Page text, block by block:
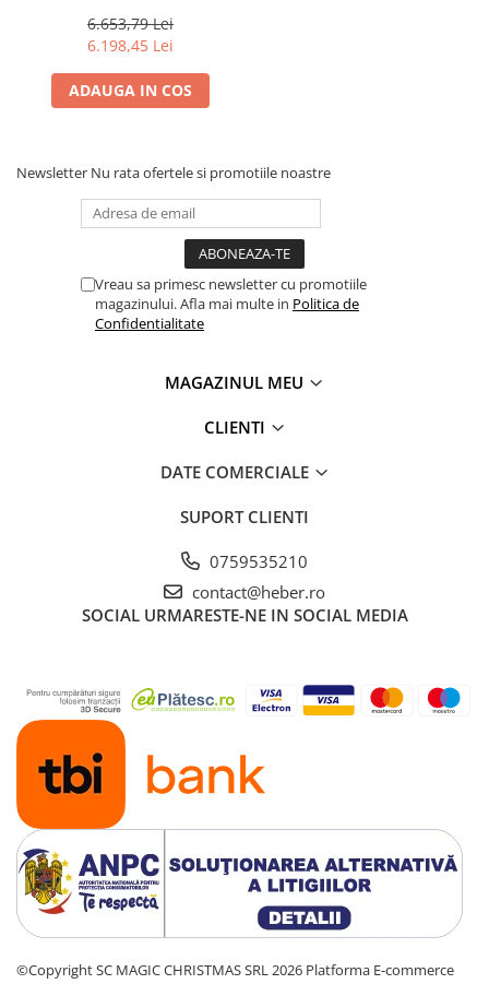
efect 3D, telecomanda
6.653,79 Lei
6.198,45 Lei
ADAUGA IN COS
Newsletter Nu rata ofertele si promotiile noastre
Vreau sa primesc newsletter cu promotiile
magazinului. Afla mai multe in Politica de
Confidentialitate
MAGAZINUL MEU
CLIENTI
DATE COMERCIALE
SUPORT CLIENTI
0759535210
contact@heber.ro
SOCIAL URMARESTE-NE IN SOCIAL MEDIA
©Copyright SC MAGIC CHRISTMAS SRL 2026 Platforma E-commerce